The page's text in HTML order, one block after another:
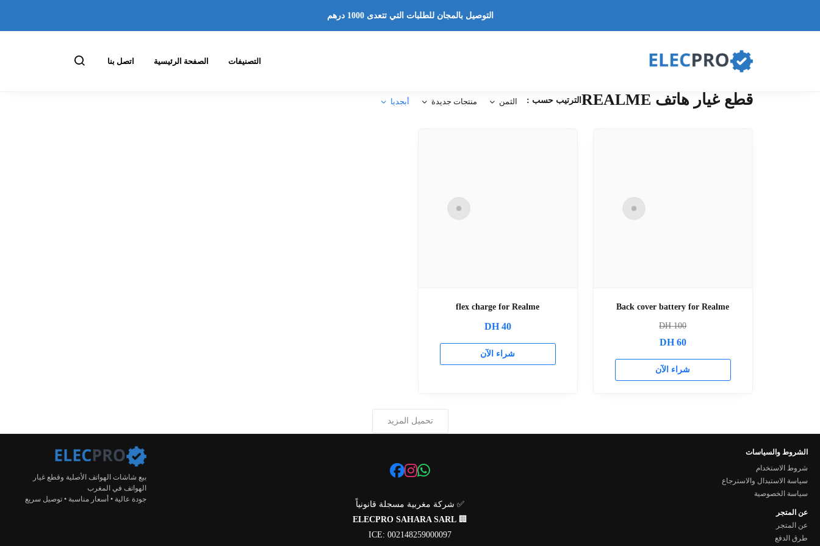
التوصيل بالمجان للطلبات التي تتعدى 1000 درهم
التصنيفات الصفحة الرئيسية اتصل بنا
قطع غيار هاتف REALME الترتيب حسب : الثمن منتجات جديدة أبجديا
Back cover battery for Realme
100
DH
60
DH
شراء الآن
flex charge for Realme
40
DH
شراء الآن
تحميل المزيد
بيع شاشات الهواتف الأصلية وقطع غيار
الهواتف في المغرب
جودة عالية • أسعار مناسبة • توصيل سريع
الشروط والسياسات
شروط الاستخدام
سياسة الاستبدال والاسترجاع
سياسة الخصوصية
عن المتجر
عن المتجر
طرق الدفع
✅ شركة مغربية مسجلة قانونياً
🏢
ELECPRO SAHARA SARL
ICE: 002148259000097